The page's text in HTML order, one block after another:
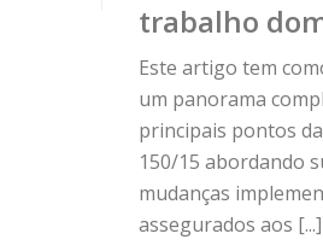
trabalho
Este artigo tem
um panorama
principais pontos
150/15 abordando
mudanças
assegurados aos [...]